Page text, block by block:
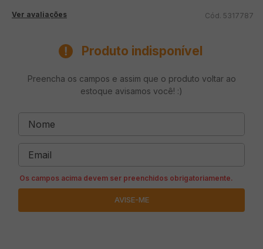
Ver avaliações 5317787
Produto indisponível
Preencha os campos e assim que o produto voltar ao
estoque avisamos você! :)